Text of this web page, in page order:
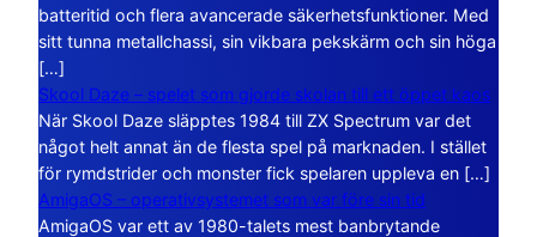
batteritid och flera avancerade säkerhetsfunktioner. Med
sitt tunna metallchassi, sin vikbara pekskärm och sin höga
[…]
Skool Daze – spelet som gjorde skolan till ett öppet kaos
När Skool Daze släpptes 1984 till ZX Spectrum var det
något helt annat än de flesta spel på marknaden. I stället
för rymdstrider och monster fick spelaren uppleva en […]
AmigaOS – operativsystemet som var före sin tid
AmigaOS var ett av 1980-talets mest banbrytande